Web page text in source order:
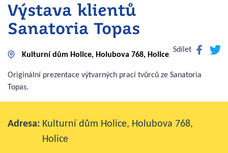
Výstava klientů
Sanatoria Topas
Kulturní dům Holice, Holubova 768, Holice
Sdílet Facebook
Originální prezentace výtvarných prací tvůrců ze Sanatoria
Topas.
Adresa: Kulturní dům Holice, Holubova 768,
Holice